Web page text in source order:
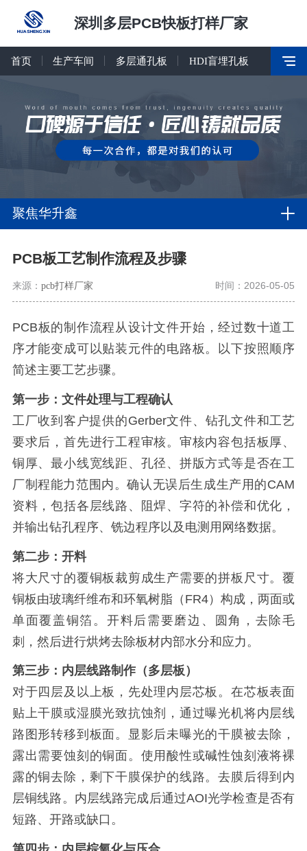
深圳多层PCB快板打样厂家
首页 生产车间 多层通孔板 HDI盲埋孔板
聚焦华升鑫
PCB板工艺制作流程及步骤
来源： pcb打样厂家 时间：2026-05-05
PCB板的制作流程从设计文件开始，经过数十道工
序才能变成可以贴装元件的电路板。以下按照顺序
简述主要工艺步骤。
第一步：文件处理与工程确认
工厂收到客户提供的Gerber文件、钻孔文件和工艺
要求后，首先进行工程审核。审核内容包括板厚、
铜厚、最小线宽线距、孔径、拼版方式等是否在工
厂制程能力范围内。确认无误后生成生产用的CAM
资料，包括各层线路、阻焊、字符的补偿和优化，
并输出钻孔程序、铣边程序以及电测用网络数据。
第二步：开料
将大尺寸的覆铜板裁剪成生产需要的拼板尺寸。覆
铜板由玻璃纤维布和环氧树脂（FR4）构成，两面或
单面覆盖铜箔。开料后需要磨边、圆角，去除毛
刺，然后进行烘烤去除板材内部水分和应力。
第三步：内层线路制作（多层板）
对于四层及以上板，先处理内层芯板。在芯板表面
贴上干膜或湿膜光致抗蚀剂，通过曝光机将内层线
路图形转移到板面。显影后未曝光的干膜被去除，
露出需要蚀刻的铜面。使用酸性或碱性蚀刻液将裸
露的铜去除，剩下干膜保护的线路。去膜后得到内
层铜线路。内层线路完成后通过AOI光学检查是否有
短路、开路或缺口。